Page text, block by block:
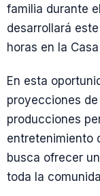
familia durante
desarrollará
horas en la
En esta
proyecciones de
producciones
entretenimiento
busca ofrecer
toda la